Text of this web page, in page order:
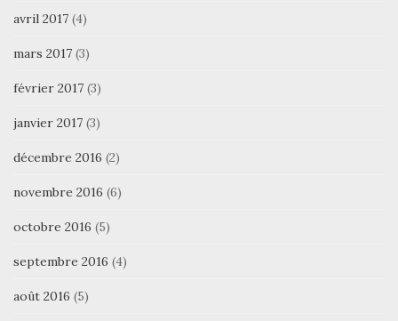
avril 2017 (4)
mars 2017 (3)
février 2017 (3)
janvier 2017 (3)
décembre 2016 (2)
novembre 2016 (6)
octobre 2016 (5)
septembre 2016 (4)
août 2016 (5)